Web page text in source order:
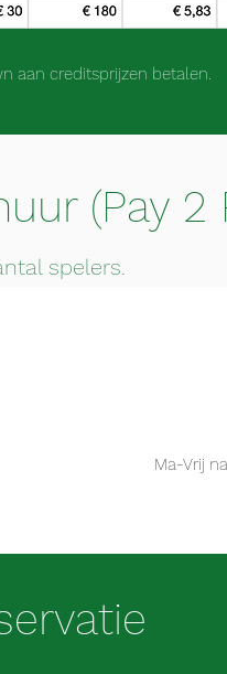
aan creditsprijzen betalen.
(Pay 2
spelers.
Ma-Vrij